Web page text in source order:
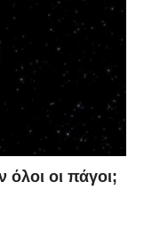
όλοι οι πάγοι;